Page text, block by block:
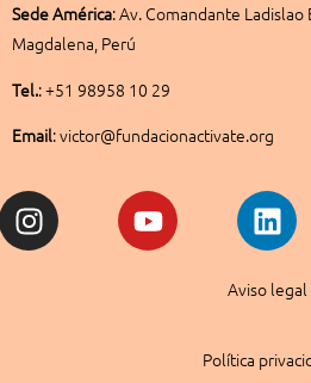
Sede América:Av. Comandante
Magdalena, Perú
Tel.: +51 98958 10 29
Email: victor@fundacionactivate.org
InstagramYoutube
Aviso legal
Política